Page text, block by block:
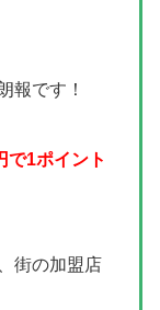
報です！
で1ポイント
街の加盟店